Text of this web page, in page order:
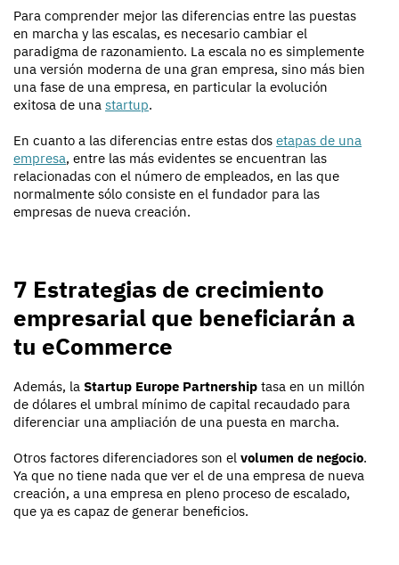
Para comprender mejor las diferencias entre las puestas
en marcha y las escalas, es necesario cambiar el
paradigma de razonamiento. La escala no es simplemente
una versión moderna de una gran empresa, sino más bien
una fase de una empresa, en particular la evolución
exitosa de una startup.
En cuanto a las diferencias entre estas dos etapas de una
empresa, entre las más evidentes se encuentran las
relacionadas con el número de empleados, en las que
normalmente sólo consiste en el fundador para las
empresas de nueva creación.
7 Estrategias de crecimiento
empresarial que beneficiarán a
tu eCommerce
Además, la Startup Europe Partnership tasa en un millón
de dólares el umbral mínimo de capital recaudado para
diferenciar una ampliación de una puesta en marcha.
Otros factores diferenciadores son el volumen de negocio.
Ya que no tiene nada que ver el de una empresa de nueva
creación, a una empresa en pleno proceso de escalado,
que ya es capaz de generar beneficios.